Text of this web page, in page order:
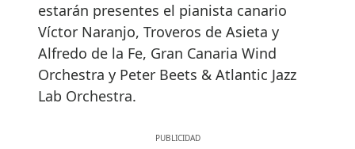
estarán presentes el pianista canario
Víctor Naranjo, Troveros de Asieta y
Alfredo de la Fe, Gran Canaria Wind
Orchestra y Peter Beets & Atlantic Jazz
Lab Orchestra.